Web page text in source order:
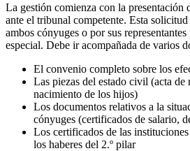
La gestión comienza con la presentación
ante el tribunal competente. Esta
ambos cónyuges o por sus
especial. Debe ir acompañada de varios
El convenio completo sobre los
Las piezas del estado civil (acta
nacimiento de los hijos)
Los documentos relativos a la
cónyuges (certificados de salario,
Los certificados de las
los haberes del 2.º pilar